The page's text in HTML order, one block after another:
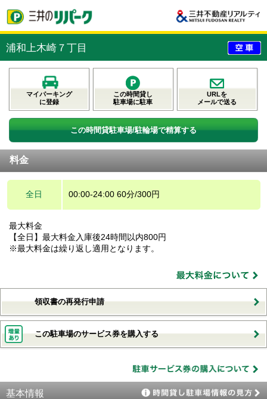
浦和上木崎７丁目
マイパーキング
に登録
この時間貸し
駐車場に駐車
URLを
メールで送る
この時間貸駐車場/駐輪場で精算する
料金
全日 00:00-24:00 60分/300円
最大料金
【全日】最大料金入庫後24時間以内800円
※最大料金は繰り返し適用となります。
領収書の再発行申請
この駐車場のサービス券を購入する
基本情報